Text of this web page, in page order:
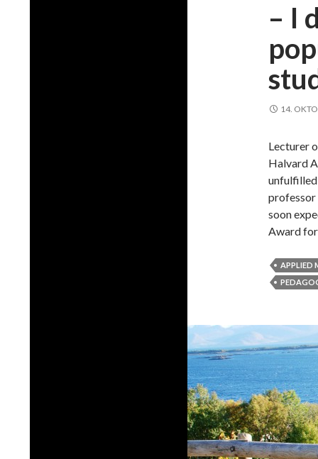
– I
14.
Lecturer
Halvard
professor
soon
Award
APPLIED